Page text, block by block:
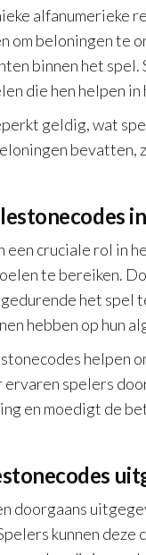
alfanumerieke
om beloningen te
binnen het spel.
die hen helpen in
geldig, wat
bevatten,
cruciale rol in
te bereiken.
het spel
hebben op hun
helpen
ervaren spelers
en moedigt de
doorgaans
kunnen deze